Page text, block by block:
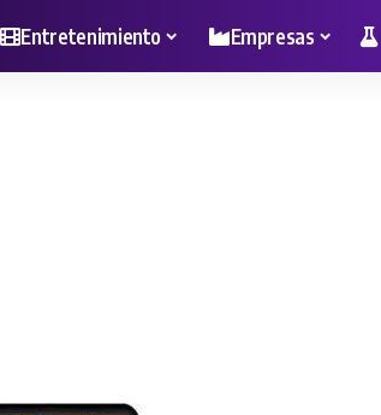
Entretenimiento Empresas